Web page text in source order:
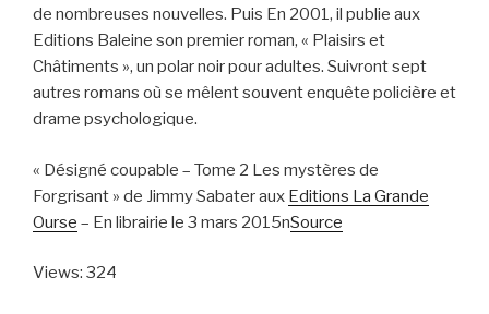
de nombreuses nouvelles. Puis En 2001, il publie aux
Editions Baleine son premier roman, « Plaisirs et
Châtiments », un polar noir pour adultes. Suivront sept
autres romans où se mêlent souvent enquête policière et
drame psychologique.
« Désigné coupable – Tome 2 Les mystères de
Forgrisant » de Jimmy Sabater aux Editions La Grande
Ourse – En librairie le 3 mars 2015nSource
Views: 324